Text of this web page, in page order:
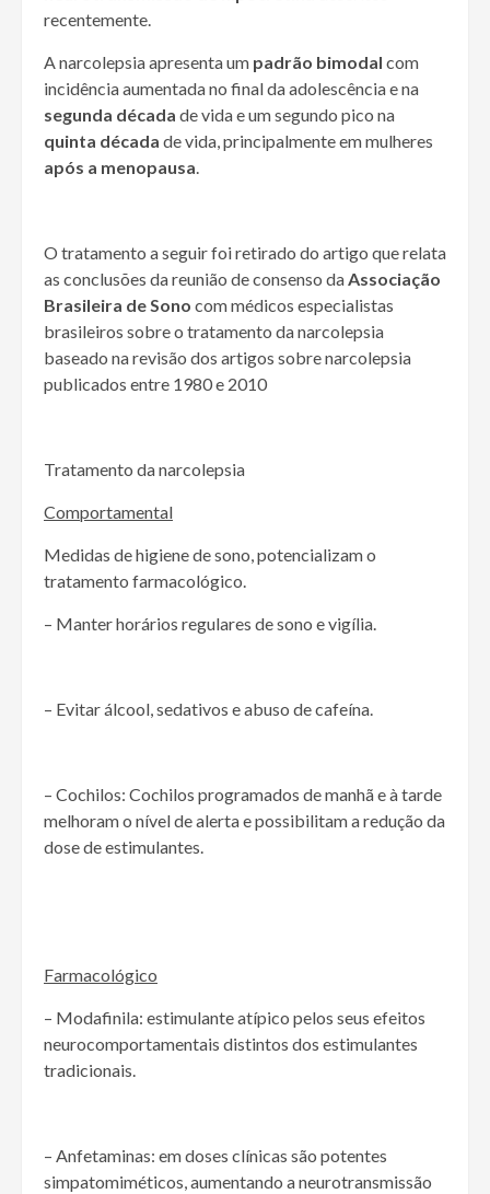
recentemente.
A narcolepsia apresenta um padrão bimodal com
incidência aumentada no final da adolescência e na
segunda década de vida e um segundo pico na
quinta década de vida, principalmente em mulheres
após a menopausa.
O tratamento a seguir foi retirado do artigo que relata
as conclusões da reunião de consenso daAssociação
Brasileira de Sono com médicos especialistas
brasileiros sobre o tratamento da narcolepsia
baseado na revisão dos artigos sobre narcolepsia
publicados entre 1980 e 2010
Tratamento da narcolepsia
Comportamental
Medidas de higiene de sono, potencializam o
tratamento farmacológico.
– Manter horários regulares de sono e vigília.
– Evitar álcool, sedativos e abuso de cafeína.
– Cochilos: Cochilos programados de manhã e à tarde
melhoram o nível de alerta e possibilitam a redução da
dose de estimulantes.
Farmacológico
– Modafinila: estimulante atípico pelos seus efeitos
neurocomportamentais distintos dos estimulantes
tradicionais.
– Anfetaminas: em doses clínicas são potentes
simpatomiméticos, aumentando a neurotransmissão